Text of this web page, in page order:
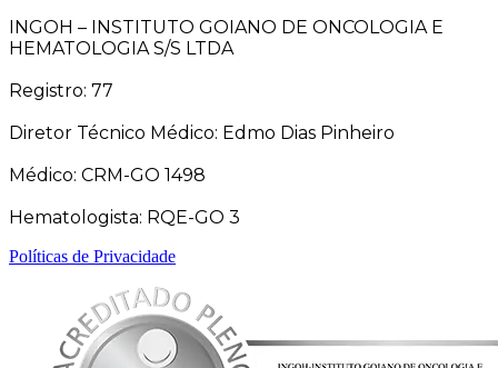
INGOH – INSTITUTO GOIANO DE ONCOLOGIA E
HEMATOLOGIA S/S LTDA
Registro: 77
Diretor Técnico Médico: Edmo Dias Pinheiro
Médico: CRM-GO 1498
Hematologista: RQE-GO 3
Políticas de Privacidade